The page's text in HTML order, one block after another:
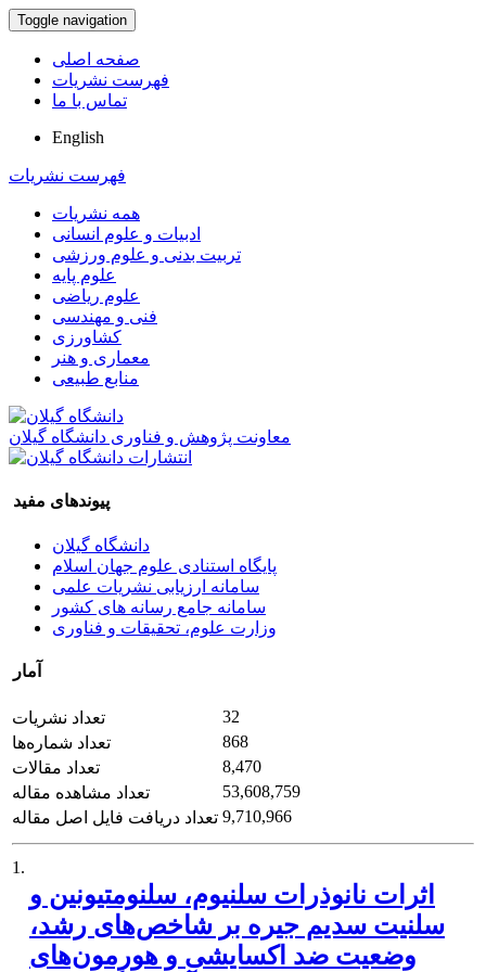
Toggle navigation
صفحه اصلی
فهرست نشریات
تماس با ما
English
فهرست نشریات
همه نشریات
ادبیات و علوم انسانی
تربیت بدنی و علوم ورزشی
علوم پایه
علوم ریاضی
فنی و مهندسی
کشاورزی
معماری و هنر
منابع طبیعی
معاونت پژوهش و فناوری دانشگاه گیلان
پیوندهای مفید
دانشگاه گیلان
پایگاه استنادی علوم جهان اسلام
سامانه ارزیابی نشریات علمی
سامانه جامع رسانه های کشور
وزارت علوم، تحقیقات و فناوری
آمار
تعداد نشریات
32
تعداد شماره‌ها
868
تعداد مقالات
8,470
تعداد مشاهده مقاله
53,608,759
تعداد دریافت فایل اصل مقاله 9,710,966
1.
اثرات نانوذرات سلنیوم، سلنومتیونین و
سلنیت سدیم جیره بر شاخص‌های رشد،
وضعیت ضد اکسایشی و هورمون‌های